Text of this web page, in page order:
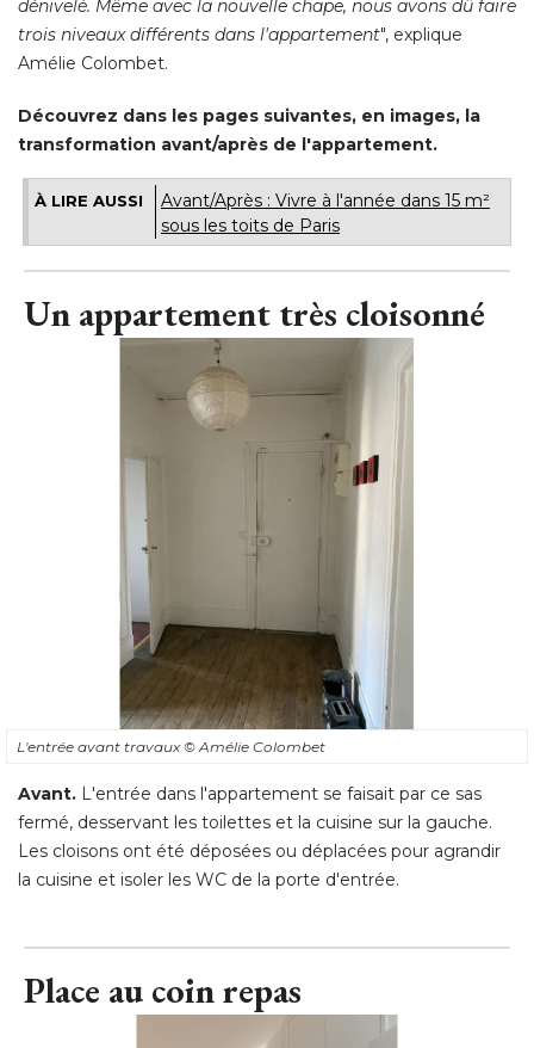
dénivelé. Même avec la nouvelle chape, nous avons dû faire
trois niveaux différents dans l'appartement", explique
Amélie Colombet.
Découvrez dans les pages suivantes, en images, la
transformation avant/après de l'appartement.
À LIRE AUSSI
Avant/Après : Vivre à l'année dans 15 m²
sous les toits de Paris
Un appartement très cloisonné
L'entrée avant travaux© Amélie Colombet
Avant. L'entrée dans l'appartement se faisait par ce sas
fermé, desservant les toilettes et la cuisine sur la gauche.
Les cloisons ont été déposées ou déplacées pour agrandir
la cuisine et isoler les WC de la porte d'entrée.
Place au coin repas